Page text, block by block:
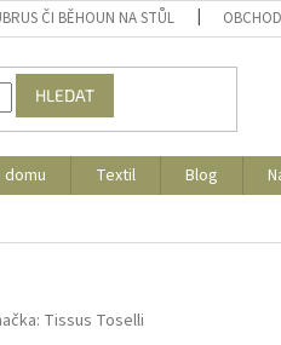
ČI BĚHOUN NA STŮL
HLEDAT
domu Textil Blog
Tissus Toselli